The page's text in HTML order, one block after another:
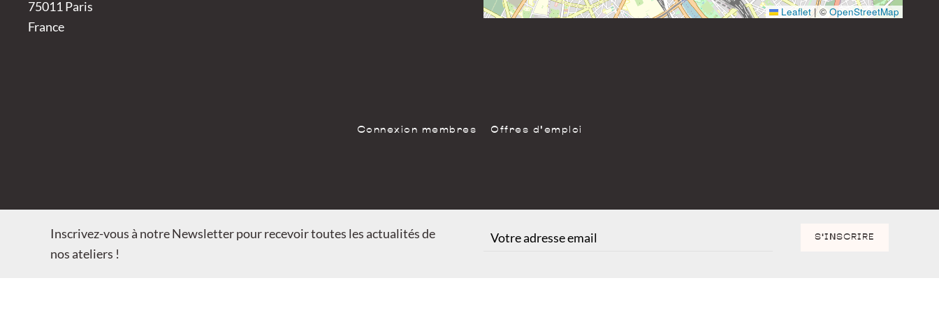
Inscrivez-vous à notre Newsletter pour recevoir toutes les actualités de
nos ateliers !
S'INSCRIRE
Leaflet |© OpenStreetMap
75011 Paris
France
Connexion membres Offres d'emploi